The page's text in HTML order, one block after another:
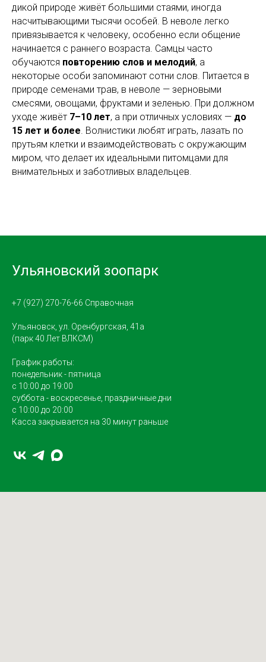
дикой природе живёт большими стаями, иногда
насчитывающими тысячи особей. В неволе легко
привязывается к человеку, особенно если общение
начинается с раннего возраста. Самцы часто
обучаются повторению слов и мелодий, а
некоторые особи запоминают сотни слов. Питается в
природе семенами трав, в неволе — зерновыми
смесями, овощами, фруктами и зеленью. При должном
уходе живёт 7–10 лет, а при отличных условиях — до
15 лет и более. Волнистики любят играть, лазать по
прутьям клетки и взаимодействовать с окружающим
миром, что делает их идеальными питомцами для
внимательных и заботливых владельцев.
Ульяновский зоопарк
+7 (927) 270-76-66 Справочная
Ульяновск, ул. Оренбургская, 41а
(парк 40 Лет ВЛКСМ)
График работы:
понедельник - пятница
с 10:00 до 19:00
суббота - воскресенье, праздничные дни
с 10:00 до 20:00
Касса закрывается на 30 минут раньше